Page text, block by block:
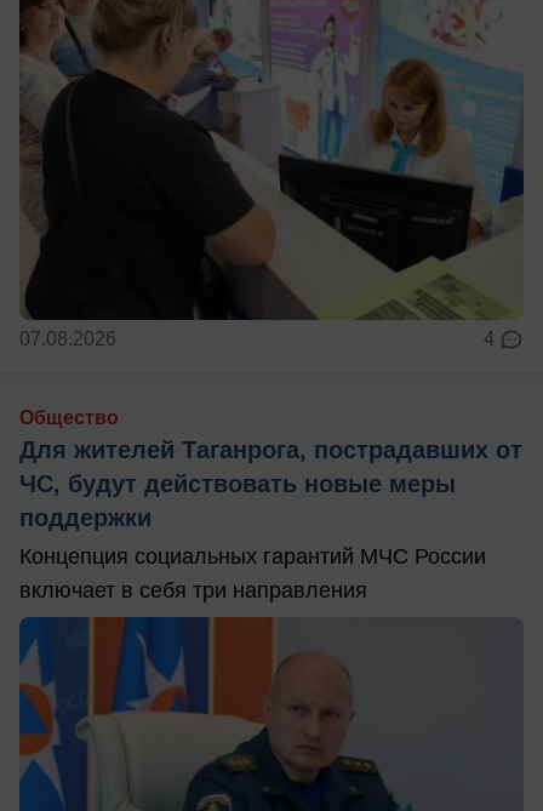
07.08.2026 4
Общество
Для жителей Таганрога, пострадавших от
ЧС, будут действовать новые меры
поддержки
Концепция социальных гарантий МЧС России
включает в себя три направления